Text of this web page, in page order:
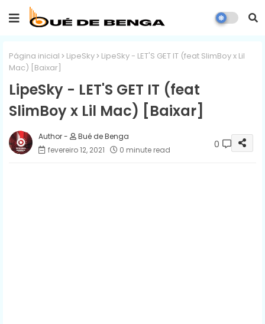
Página inicial LipeSky
LipeSky - LET'S GET IT (feat SlimBoy x Lil
Mac) [Baixar]
LipeSky - LET'S GET IT (feat
SlimBoy x Lil Mac) [Baixar]
Bué de Benga
fevereiro 12, 2021
0 minute read 0